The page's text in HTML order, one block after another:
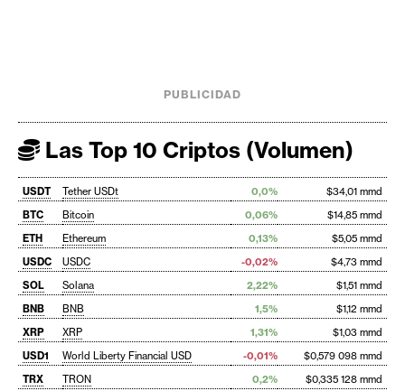
PUBLICIDAD
Las Top 10 Criptos (Volumen)
USDT Tether USDt 0,0%
$34,01 mmd
BTC
Bitcoin 0,06%
$14,85 mmd
ETH
Ethereum 0,13%
$5,05 mmd
USDC
USDC -0,02%
$4,73 mmd
SOL
Solana 2,22%
$1,51 mmd
BNB
BNB 1,5%
$1,12 mmd
XRP
XRP 1,31%
$1,03 mmd
USD1
World Liberty Financial USD -0,01%
$0,579 098 mmd
TRX
TRON 0,2%
$0,335 128 mmd